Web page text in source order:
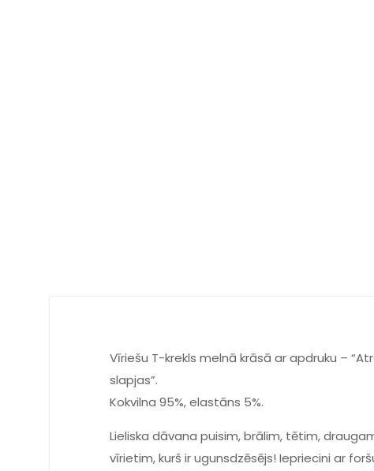
Vīriešu T-krekls melnā krāsā ar apdruku –
slapjas”.
Kokvilna 95%, elastāns 5%.
Lieliska dāvana puisim, brālim, tētim,
vīrietim, kurš ir ugunsdzēsējs! Iepriecini ar